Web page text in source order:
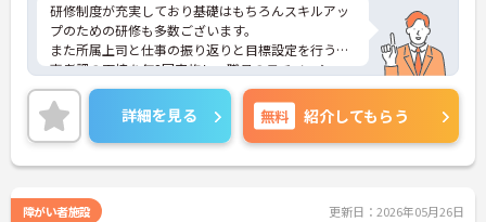
研修制度が充実しており基礎はもちろんスキルアッ
プのための研修も多数ございます。
また所属上司と仕事の振り返りと目標設定を行う人
事考課の面接を年2回実施し、職員のモチベーショ
ン向上に取り組んでいます。
年2回の定期健診、ストレスチェックに基づく個
人・集団分析及び研修を通じた職場環境改善を行っ
ており、働き方改革にも力を入れている施設です。
詳細を見る 無料 紹介してもらう
障がい者施設 更新日：2026年05月26日